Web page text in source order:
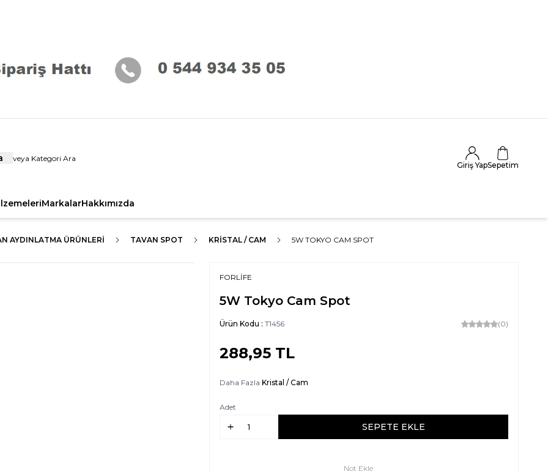
Giriş YapSepetim
MarkalarHakkımızda
AYDINLATMA ÜRÜNLERI TAVAN SPOT KRISTAL / CAM 5W TOKYO CAM SPOT
FORLİFE
5W Tokyo Cam Spot
Ürün Kodu : T1456 (0)
288,95 TL
Daha Fazla Kristal / Cam
Adet
SEPETE EKLE
Not Ekle